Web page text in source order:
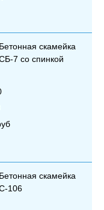
Бетонная скамейка
со спинкой
Бетонная скамейка